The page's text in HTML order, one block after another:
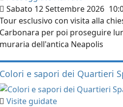
Sabato 12 Settembre 2026
Tour esclusivo con visita alla
Carbonara per poi proseguire
muraria dell'antica Neapolis
Colori e sapori dei Quartieri
Visite guidate